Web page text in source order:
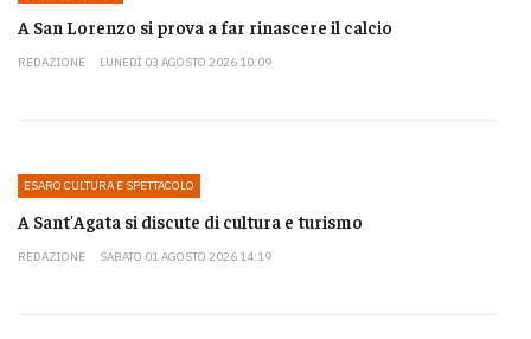
A San Lorenzo si prova a far rinascere il calcio
REDAZIONE LUNEDÌ 03 AGOSTO 2026 10:09
ESARO CULTURA E SPETTACOLO
A Sant'Agata si discute di cultura e turismo
REDAZIONE SABATO 01 AGOSTO 2026 14:19